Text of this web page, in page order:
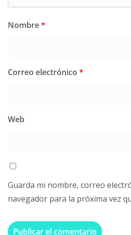
Nombre*
Correo electrónico *
Web
Guarda mi nombre, correo
navegador para la próxima vez